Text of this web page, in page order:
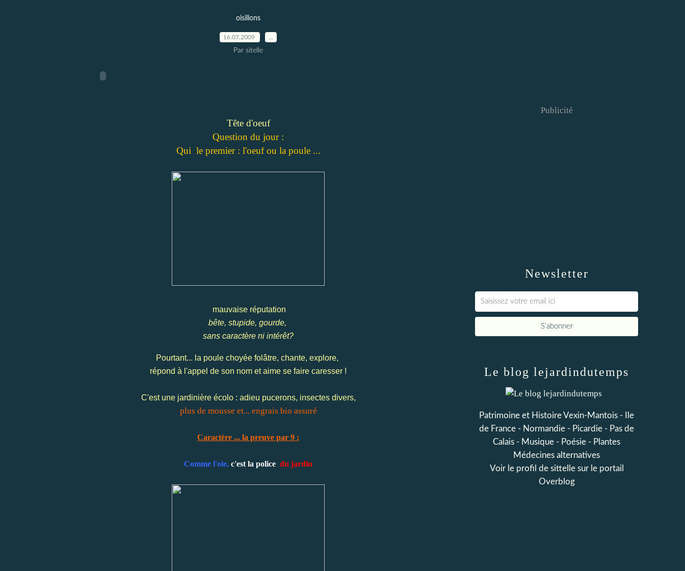
oisillons
16.07.2009
Par sitelle
Tête d'oeuf
Question du jour :
Qui le premier : l'oeuf ou la poule ...
mauvaise réputation
bête, stupide, gourde,
sans caractère ni intérêt?
Pourtant... la poule choyée folâtre, chante, explore,
répond à l'appel de son nom et aime se faire caresser !
C'est une jardinière écolo : adieu pucerons, insectes divers,
plus de mousse et... engrais bio assuré
Caractère ... la preuve par 9 :
Comme l'oie, c'est la police du jardin
Newsletter
Publicité
Le blog lejardindutemps
Patrimoine et Histoire Vexin-Mantois - Ile
de France - Normandie - Picardie - Pas de
Calais - Musique - Poésie - Plantes
Médecines alternatives
Voir le profil de sittellesur le portail
Overblog